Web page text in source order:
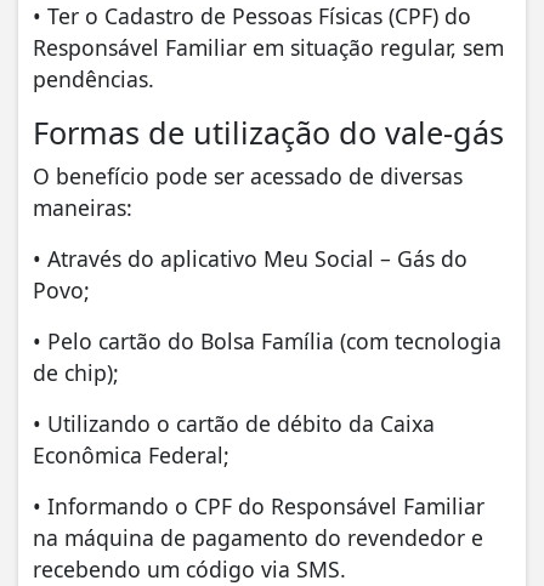
• Ter o Cadastro de Pessoas Físicas (CPF) do
Responsável Familiar em situação regular, sem
pendências.
Formas de utilização do vale-gás
O benefício pode ser acessado de diversas
maneiras:
• Através do aplicativo Meu Social – Gás do
Povo;
• Pelo cartão do Bolsa Família (com tecnologia
de chip);
• Utilizando o cartão de débito da Caixa
Econômica Federal;
• Informando o CPF do Responsável Familiar
na máquina de pagamento do revendedor e
recebendo um código via SMS.